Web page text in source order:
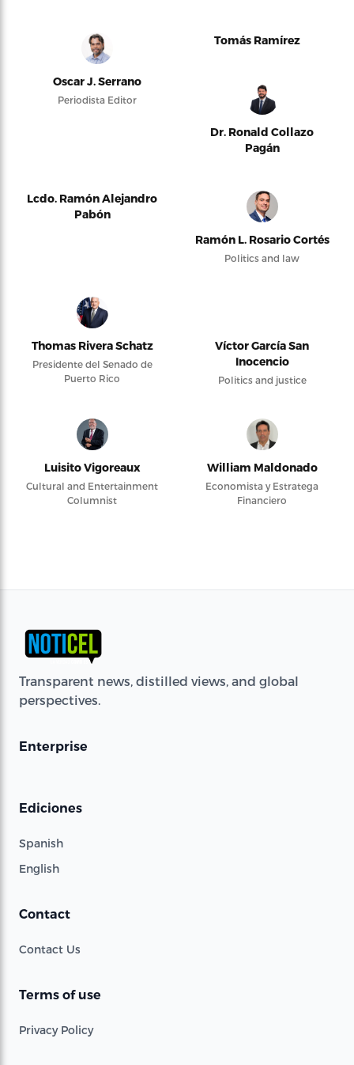
Oscar J. Serrano
Periodista Editor
Tomás Ramírez
Dr. Ronald Collazo
Pagán
Lcdo. Ramón Alejandro
Pabón
Ramón L. Rosario Cortés
Politics and law
Thomas Rivera Schatz
Presidente del Senado de
Puerto Rico
Víctor García San
Inocencio
Politics and justice
Luisito Vigoreaux
Cultural and Entertainment
Columnist
William Maldonado
Economista y Estratega
Financiero
Transparent news, distilled views, and global
perspectives.
Enterprise
Ediciones
Spanish
English
Contact
Contact Us
Terms of use
Privacy Policy